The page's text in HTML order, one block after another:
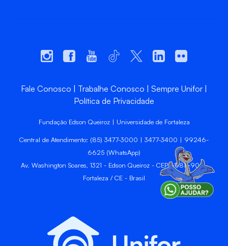
Fale Conosco Trabalhe Conosco
Sempre Unifor
Política de Privacidade
Fundação Edson Queiroz | Universidade de Fortaleza
Central de Atendimento: (85) 3477-3000 | 3477-3400 | 99246-
6625 (WhatsApp)
Av. Washington Soares, 1321 - Edson Queiroz - CEP 60811-905 -
Fortaleza / CE - Brasil